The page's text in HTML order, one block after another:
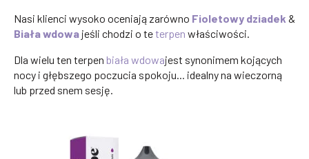
Nasi klienci wysoko oceniają zarówno Fioletowy dziadek &
Biała wdowa jeśli chodzi o teterpen właściwości.
Dla wielu ten terpen biała wdowajest synonimem kojących
nocy i głębszego poczucia spokoju... idealny na wieczorną
lub przed snem sesję.